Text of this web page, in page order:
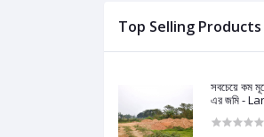
Top Selling Products
সবচেয়ে কম
এর জমি -
lowest